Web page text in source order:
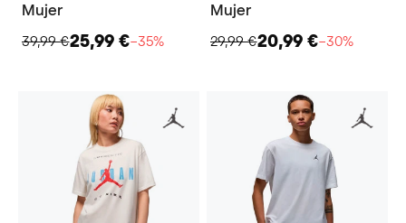
Mujer
39,99 €25,99 €−35%
Mujer
29,99 €20,99 €−30%